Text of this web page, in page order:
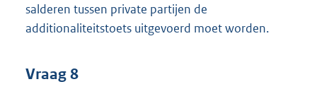
salderen tussen private partijen de
additionaliteitstoets uitgevoerd moet worden.
Vraag 8